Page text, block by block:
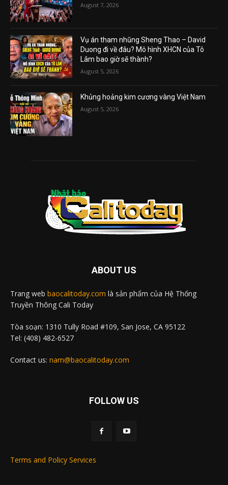
August 7, 2026
Vụ án tham nhũng Sheng Thao – David
Duong đi về đâu? Mô hình XHCN của Tô
Lâm bao giờ sẽ thành?
August 5, 2026
Khủng hoảng kim cương vàng Việt Nam
August 5, 2026
ABOUT US
Trang web baocalitoday.com là sản phẩm của Hệ Thống
Truyền Thông Cali Today
Tòa soạn: 1310 Tully Road #109, San Jose, CA 95122
Tel: (408) 482-6527
Contact us: nam@baocalitoday.com
FOLLOW US
Terms and Policy Services